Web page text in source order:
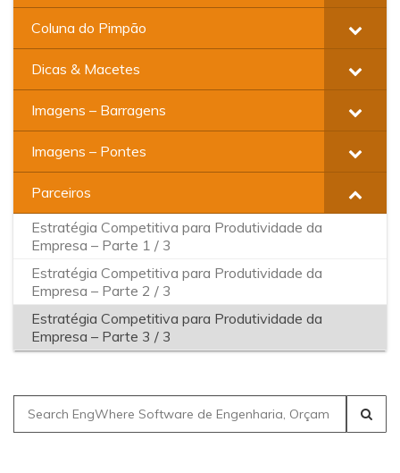
Coluna do Pimpão
Dicas & Macetes
Imagens – Barragens
Imagens – Pontes
Parceiros
Estratégia Competitiva para Produtividade da
Empresa – Parte 1 / 3
Estratégia Competitiva para Produtividade da
Empresa – Parte 2 / 3
Estratégia Competitiva para Produtividade da
Empresa – Parte 3 / 3
Search
for: